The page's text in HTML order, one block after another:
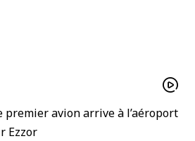
premier avion arrive à l’aéroport
Ezzor